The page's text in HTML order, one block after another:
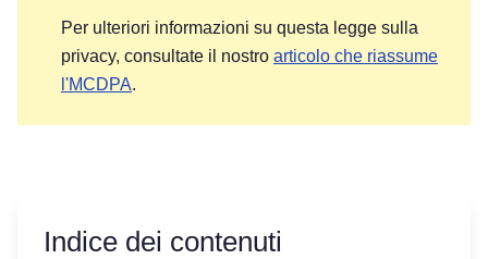
Per ulteriori informazioni su questa legge sulla
privacy, consultate il nostro articolo che riassume
l'MCDPA.
Indice dei contenuti